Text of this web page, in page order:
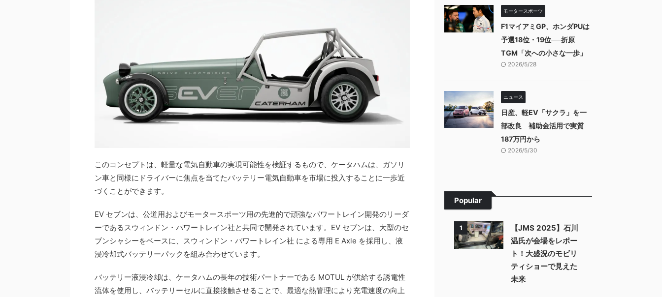
このコンセプトは、軽量な電気自動車の実現可能性を検証するもので、ケータハムは、ガソリ
ン車と同様にドライバーに焦点を当てたバッテリー電気自動車を市場に投入することに一歩近
づくことができます。
EV セブンは、公道用およびモータースポーツ用の先進的で頑強なパワートレイン開発のリーダ
ーであるスウィンドン・パワートレイン社と共同で開発されています。EV セブンは、大型のセ
ブンシャシーをベースに、スウィンドン・パワートレイン社 による専用 E Axle を採用し、液
浸冷却式バッテリーパックを組み合わせています。
バッテリー液浸冷却は、ケータハムの長年の技術パートナーである MOTUL が供給する誘電性
流体を使用し、バッテリーセルに直接接触させることで、最適な熱管理により充電速度の向上
モータースポーツ
F1マイアミGP、ホンダPUは
予選18位・19位──折原
TGM「次への小さな一歩」
2026/5/28
ニュース
日産、軽EV「サクラ」を一
部改良 補助金活用で実質
187万円から
2026/5/30
Popular
1
【JMS 2025】石川
温氏が会場をレポー
ト！大盛況のモビリ
ティショーで見えた
未来